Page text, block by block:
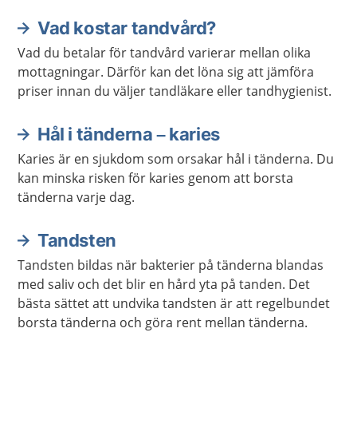
Vad kostar tandvård?
Vad du betalar för tandvård varierar mellan olika
mottagningar. Därför kan det löna sig att jämföra
priser innan du väljer tandläkare eller tandhygienist.
Hål i tänderna – karies
Karies är en sjukdom som orsakar hål i tänderna. Du
kan minska risken för karies genom att borsta
tänderna varje dag.
Tandsten
Tandsten bildas när bakterier på tänderna blandas
med saliv och det blir en hård yta på tanden. Det
bästa sättet att undvika tandsten är att regelbundet
borsta tänderna och göra rent mellan tänderna.